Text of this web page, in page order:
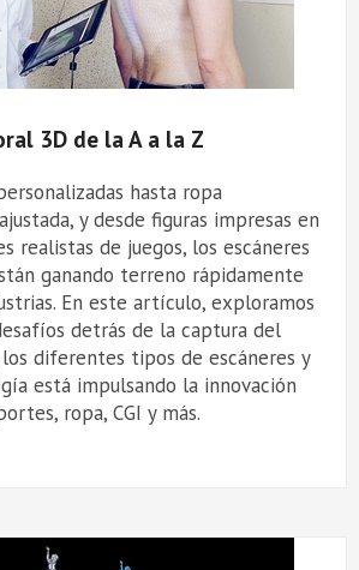
3D de la A a la Z
hasta ropa
y desde figuras impresas en
realistas de juegos, los escáneres
ganando terreno rápidamente
En este artículo, exploramos
detrás de la captura del
diferentes tipos de escáneres y
está impulsando la innovación
ropa, CGI y más.